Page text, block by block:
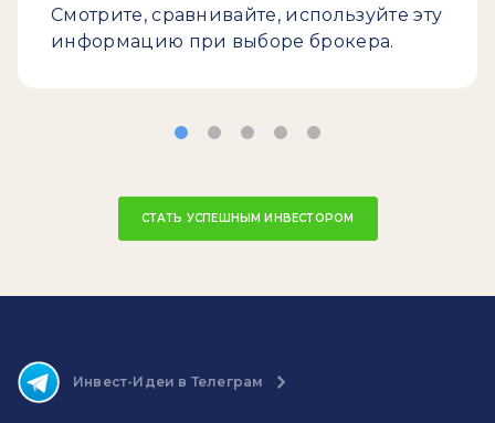
Смотрите, сравнивайте, используйте эту
информацию при выборе брокера.
СТАТЬ УСПЕШНЫМ ИНВЕСТОРОМ
Инвест-Идеи в Телеграм